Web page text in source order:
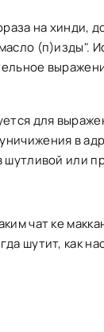
на хинди,
(п)изды".
для
в
шутливой или
чат ке
шутит, как